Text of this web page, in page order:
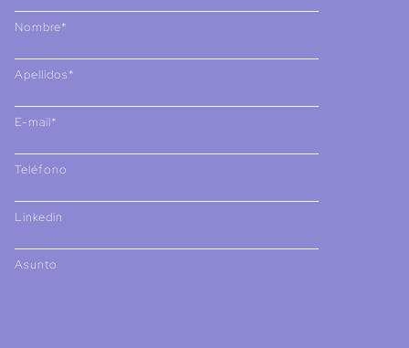
Nombre*
Apellidos*
E-mail*
Teléfono
Linkedin
Asunto